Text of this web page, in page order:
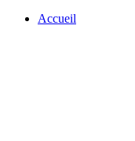
Accueil